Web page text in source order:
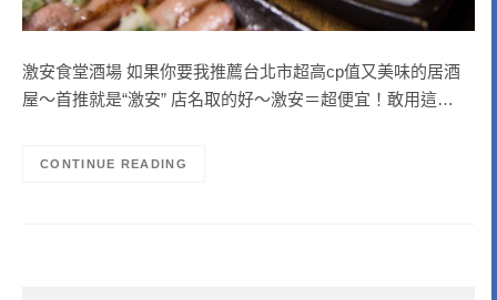
激安食堂酒場 如果你要我推薦台北市超高cp值又美味的居酒
屋～首推就是“激安” 店名取的好～激安＝超便宜！敢用這…
CONTINUE READING